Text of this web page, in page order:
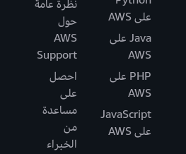
على AWS
Java على
AWS
PHP على
AWS
JavaScript
على AWS
نظرة عامة
حول
AWS
Support
احصل
على
مساعدة
من
الخبراء